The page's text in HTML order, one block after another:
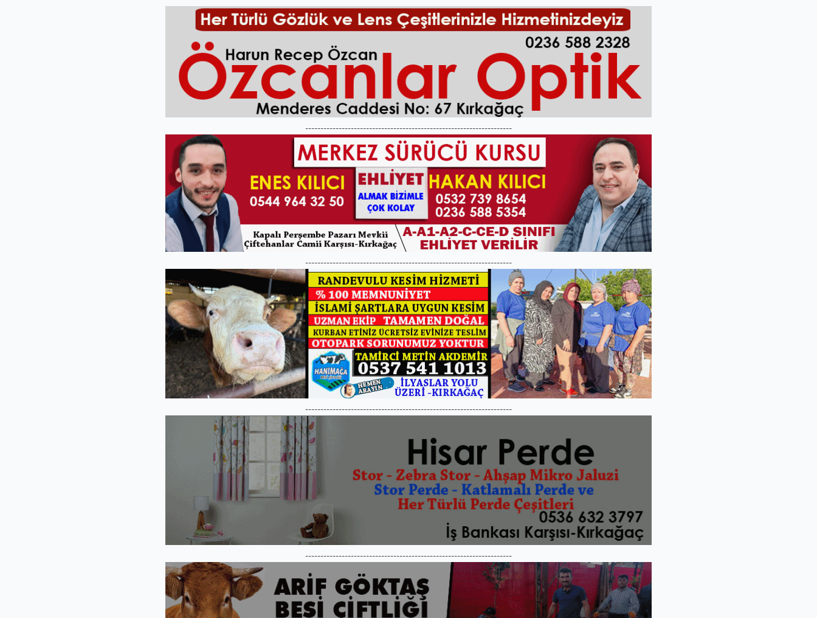
--------------------------------------------------------------------
--------------------------------------------------------------------
--------------------------------------------------------------------
--------------------------------------------------------------------